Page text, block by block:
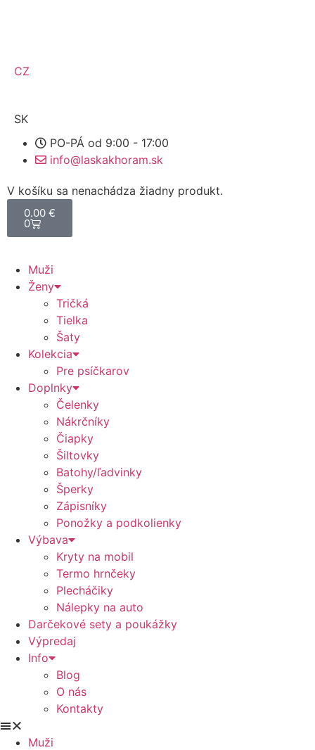
CZ
SK
PO-PÁ od 9:00 - 17:00
info@laskakhoram.sk
V košíku sa nenachádza žiadny produkt.
0.00 €
0
Muži
Ženy
Tričká
Tielka
Šaty
Kolekcia
Pre psíčkarov
Doplnky
Čelenky
Nákrčníky
Čiapky
Šiltovky
Batohy/ľadvinky
Šperky
Zápisníky
Ponožky a podkolienky
Výbava
Kryty na mobil
Termo hrnčeky
Plecháčiky
Nálepky na auto
Darčekové sety a poukážky
Výpredaj
Info
Blog
O nás
Kontakty
Muži